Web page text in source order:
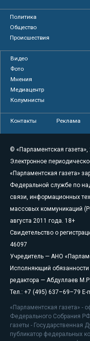
Политика
Общество
Происшествия
Видео
Фото
Мнения
Медиацентр
Колумнисты
Контакты Реклама
© «Парламентская газета»,
Электронное
«Парламентская газета»
Федеральной службе по
связи, информационных
массовых коммуникаций
августа 2011 года. 18+
Свидетельство о
46097
Учредитель — АНО
Исполняющий обязанности
редактора — Абдуллаев М.Р.
Тел.: +7 (495) 637–69–79 E-
«Парламентская газета» -
Федерального Собрания
газеты -
публикатор федеральных